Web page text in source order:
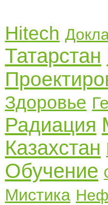
Hitech
Татарстан
Здоровье
Радиация
Казахстан
Обучение
Мистика